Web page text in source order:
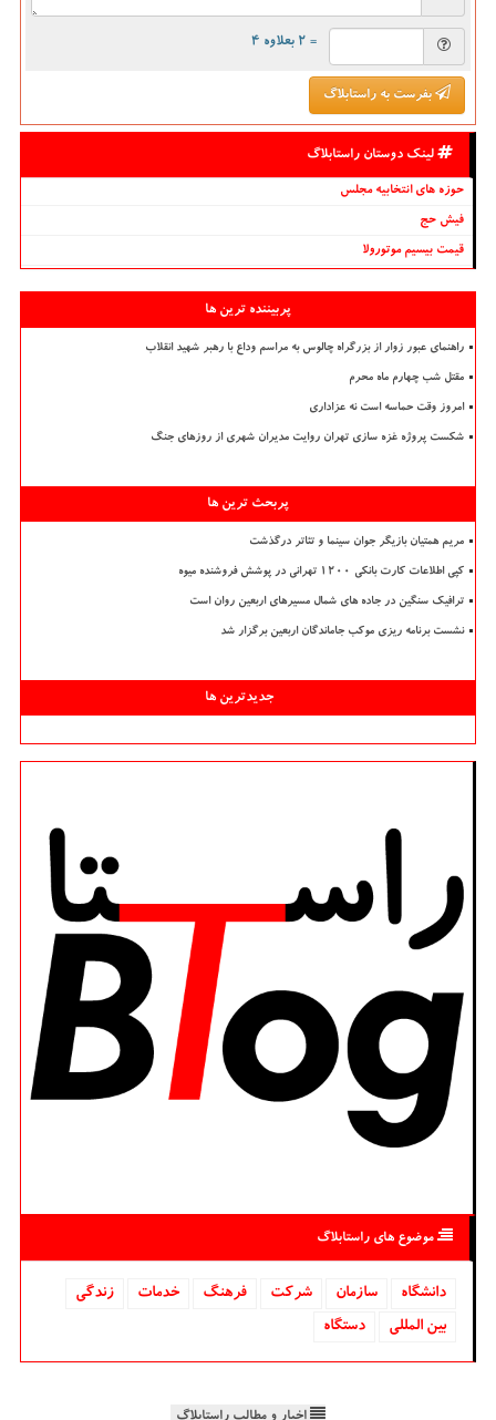
= ۲ بعلاوه ۴
بفرست به راستابلاگ
لینک دوستان راستابلاگ
حوزه های انتخابیه مجلس
فیش حج
قیمت بیسیم موتورولا
پربیننده ترین ها
راهنمای عبور زوار از بزرگراه چالوس به مراسم وداع با رهبر شهید انقلاب
مقتل شب چهارم ماه محرم
امروز وقت حماسه است نه عزاداری
شکست پروژه غزه سازی تهران روایت مدیران شهری از روزهای جنگ
پربحث ترین ها
مریم همتیان بازیگر جوان سینما و تئاتر درگذشت
کپی اطلاعات کارت بانکی ۱۲۰۰ تهرانی در پوشش فروشنده میوه
ترافیک سنگین در جاده های شمال مسیرهای اربعین روان است
نشست برنامه ریزی موکب جاماندگان اربعین برگزار شد
جدیدترین ها
موضوع های راستابلاگ
دانشگاه‌ سازمان شركت فرهنگ خدمات
زندگی
بین المللی
دستگاه
اخبار و مطالب راستابلاگ